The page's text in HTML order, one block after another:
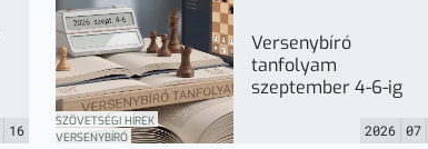
16
Versenybíró
tanfolyam
szeptember 4-6-ig
SZÖVETSÉGI HÍREK
VERSENYBÍRÓ
2026 07